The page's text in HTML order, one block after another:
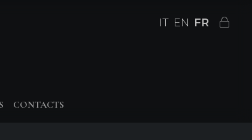
IT EN FR
CONTACTS